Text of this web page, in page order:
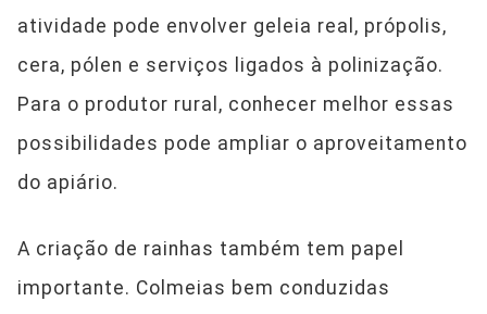
atividade pode envolver geleia real, própolis,
cera, pólen e serviços ligados à polinização.
Para o produtor rural, conhecer melhor essas
possibilidades pode ampliar o aproveitamento
do apiário.
A criação de rainhas também tem papel
importante. Colmeias bem conduzidas